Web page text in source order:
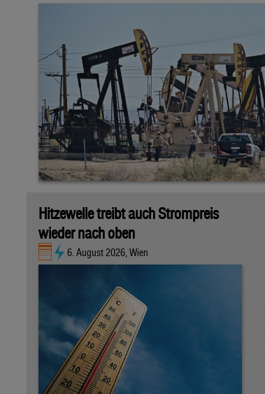
Hitzewelle treibt auch Strompreis
wieder nach oben
6. August 2026, Wien